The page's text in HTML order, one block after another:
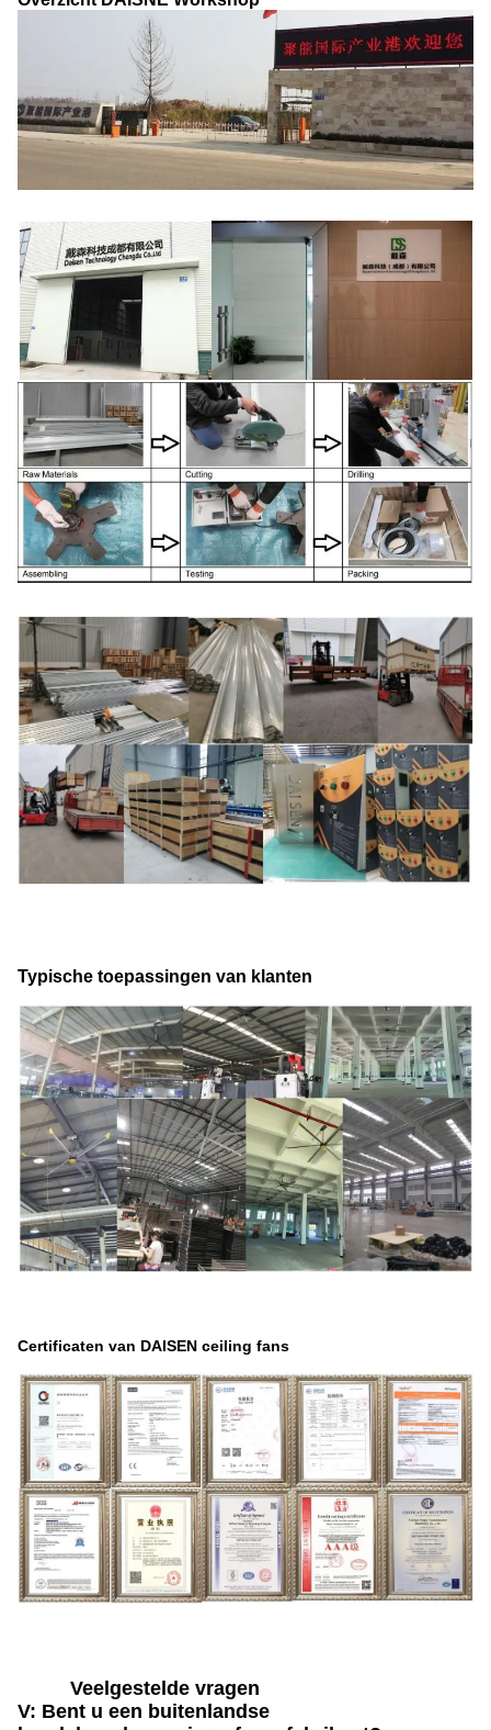
Typische toepassingen van klanten
Certificaten van DAISEN ceiling fans
Veelgestelde vragen
V: Bent u een buitenlandse